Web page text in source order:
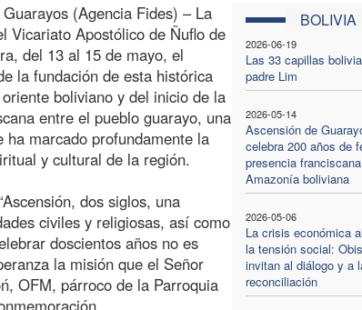
BOLIVIA
2026-06-19
Las 33 capillas
padre Lim
2026-05-14
Ascensión de
celebra 200 años de
presencia
Amazonía boliviana
2026-05-06
La crisis económica
la tensión social:
invitan al diálogo y a
reconciliación
(Agencia Fides) – La
Vicariato Apostólico de Ñuflo de
del 13 al 15 de mayo, el
la fundación de esta histórica
boliviano y del inicio de la
entre el pueblo guarayo, una
ha marcado profundamente la
y cultural de la región.
dos siglos, una
civiles y religiosas, así como
doscientos años no es
la misión que el Señor
OFM, párroco de la Parroquia